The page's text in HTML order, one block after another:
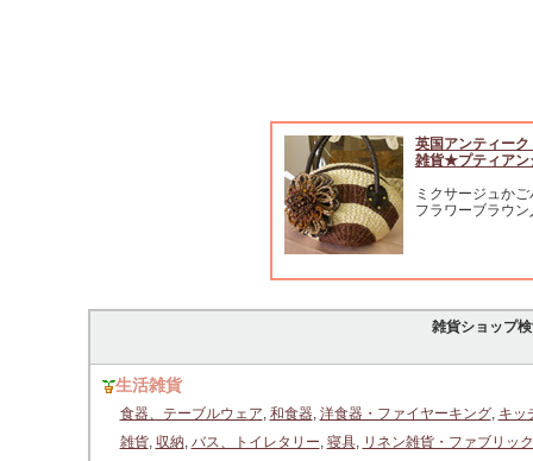
英国アンティーク
雑貨★プティアン
ミクサージュか
フラワーブラウン
雑貨ショップ
生活雑貨
食器、テーブルウェア, 和食器, 洋食器・ファイヤーキング, キッ
雑貨, 収納, バス、トイレタリー, 寝具, リネン雑貨・ファブリック